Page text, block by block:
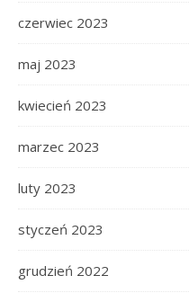
czerwiec 2023
maj 2023
kwiecień 2023
marzec 2023
luty 2023
styczeń 2023
grudzień 2022